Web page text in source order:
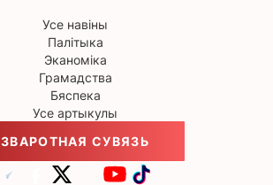
Усе навіны
Палітыка
Эканоміка
Грамадства
Бяспека
Усе артыкулы
ЗВАРОТНАЯ СУВЯЗЬ